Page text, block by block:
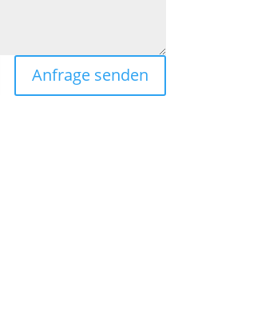
Anfrage senden